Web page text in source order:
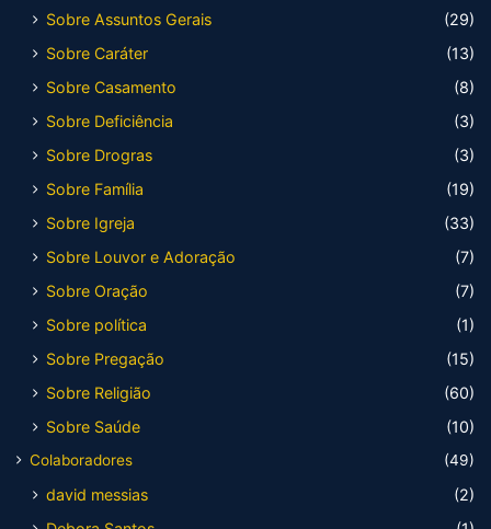
Sobre Assuntos Gerais
(29)
Sobre Caráter
(13)
Sobre Casamento
(8)
Sobre Deficiência
(3)
Sobre Drogras
(3)
Sobre Família
(19)
Sobre Igreja
(33)
Sobre Louvor e Adoração
(7)
Sobre Oração
(7)
Sobre política
(1)
Sobre Pregação
(15)
Sobre Religião
(60)
Sobre Saúde
(10)
Colaboradores (49)
david messias
(2)